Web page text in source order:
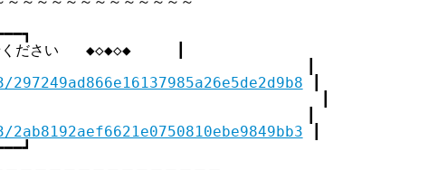
ください   ◆◇◆◇◆     ┃
┃
┃